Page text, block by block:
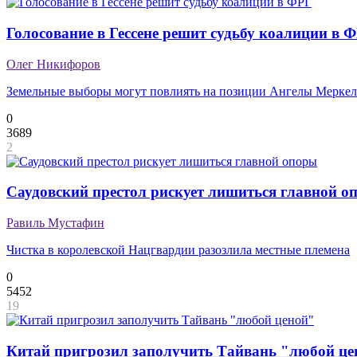
Голосование в Гессене решит судьбу коалиции в
Олег Никифоров
Земельные выборы могут повлиять на позиции Ангелы
0
3689
2
Саудовский престол рискует лишиться главной
Равиль Мустафин
Чистка в королевской Нацгвардии разозлила местные племена
0
5452
19
Китай пригрозил заполучить Тайвань "любой